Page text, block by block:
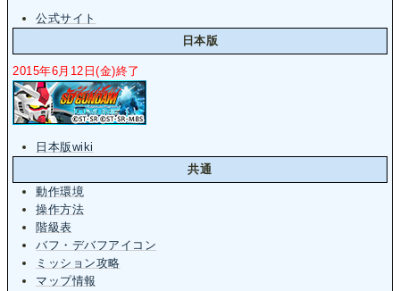
公式サイト
日本版
2015年6月12日(金)終了
日本版wiki
共通
動作環境
操作方法
階級表
バフ・デバフアイコン
ミッション攻略
マップ情報